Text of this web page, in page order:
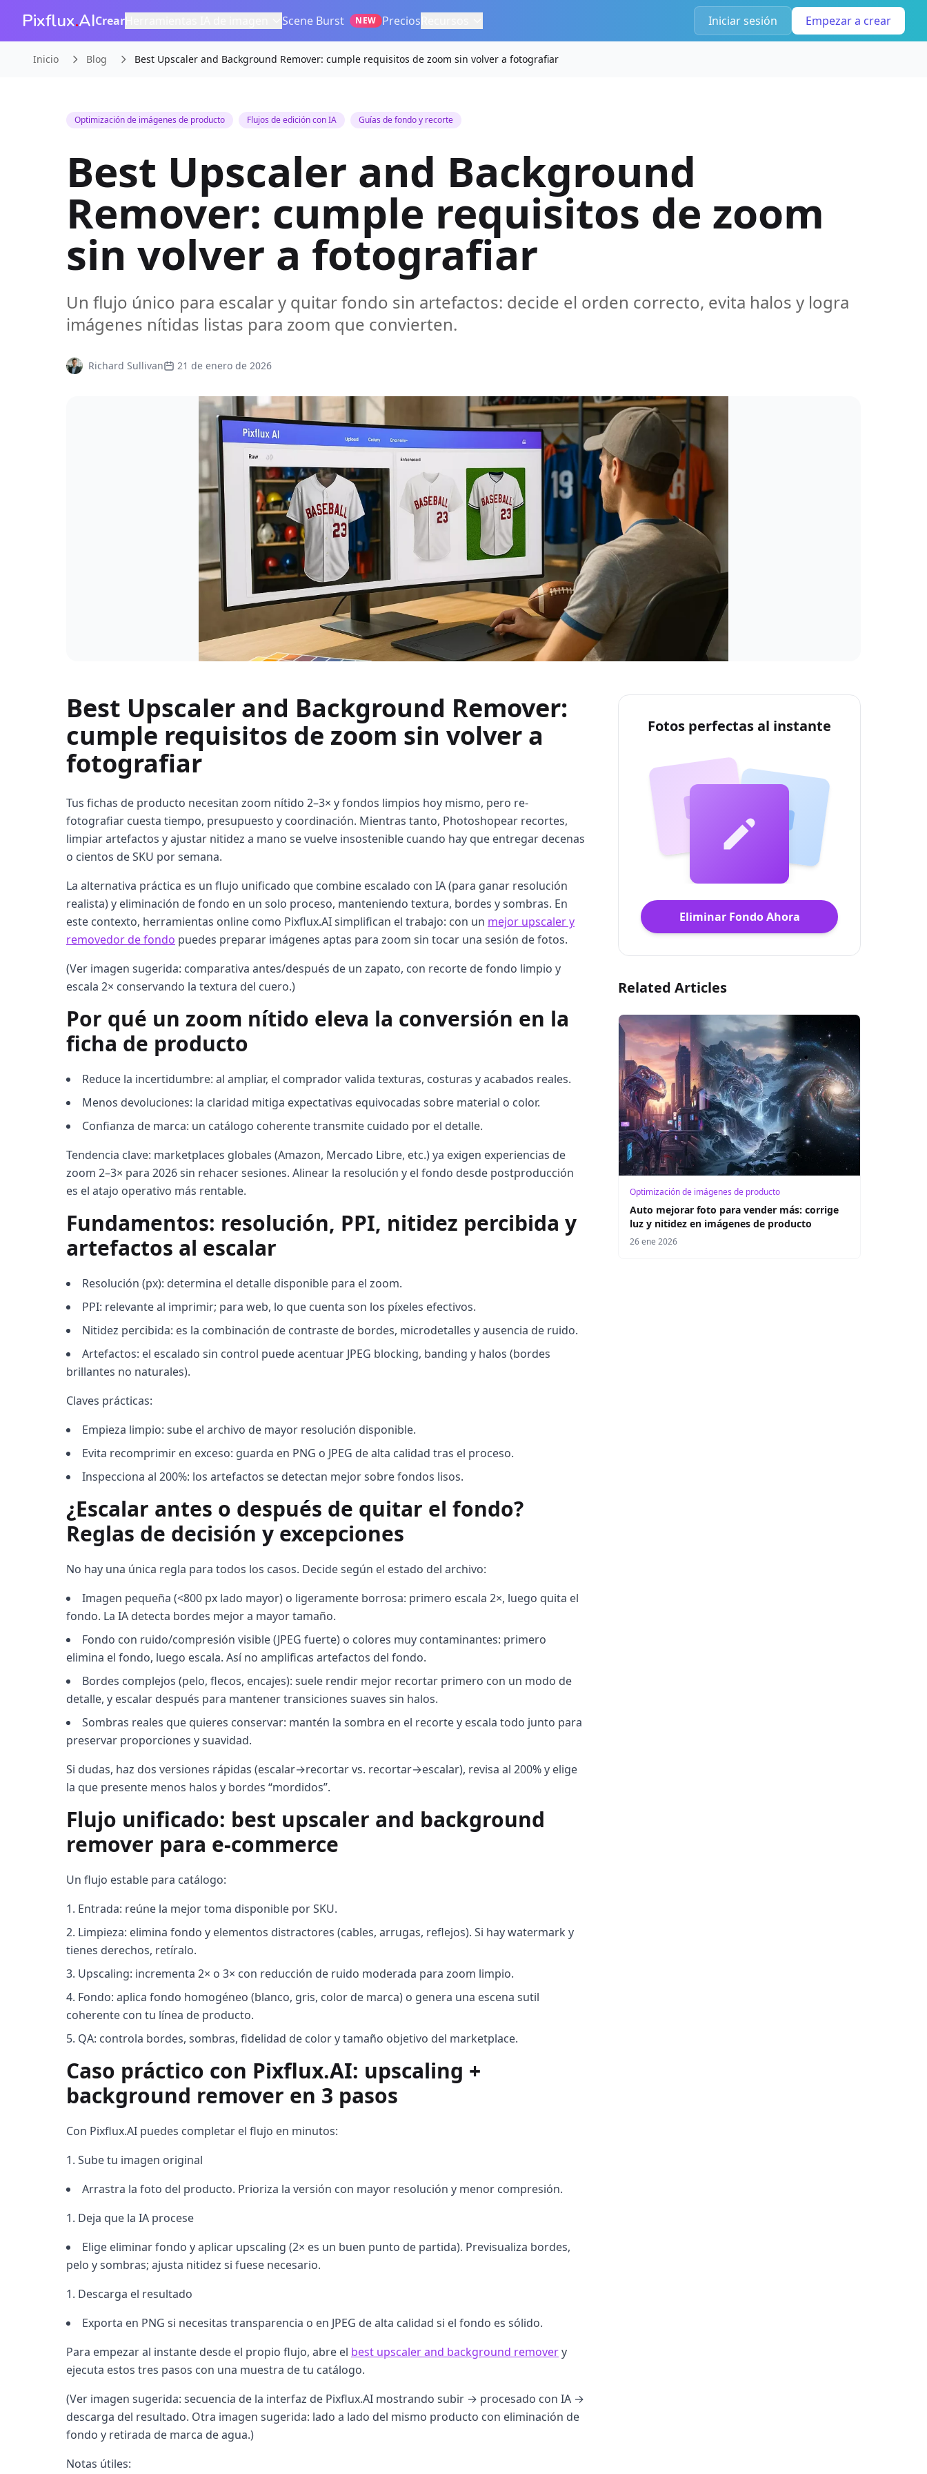
Pixflux.AICrear Scene Burst NEW Precios Iniciar sesión Empezar a crear
Inicio Blog Best Upscaler and Background Remover: cumple requisitos de zoom sin volver a fotografiar
Optimización de imágenes de producto Flujos de edición con IA Guías de fondo y recorte
Best Upscaler and Background
Remover: cumple requisitos de zoom
sin volver a fotografiar
Un flujo único para escalar y quitar fondo sin artefactos: decide el orden correcto, evita halos y logra
imágenes nítidas listas para zoom que convierten.
Richard Sullivan 21 de enero de 2026
Best Upscaler and Background Remover:
cumple requisitos de zoom sin volver a
fotografiar
Tus fichas de producto necesitan zoom nítido 2–3× y fondos limpios hoy mismo, pero re-
fotografiar cuesta tiempo, presupuesto y coordinación. Mientras tanto, Photoshopear recortes,
limpiar artefactos y ajustar nitidez a mano se vuelve insostenible cuando hay que entregar decenas
o cientos de SKU por semana.
La alternativa práctica es un flujo unificado que combine escalado con IA (para ganar resolución
realista) y eliminación de fondo en un solo proceso, manteniendo textura, bordes y sombras. En
este contexto, herramientas online como Pixflux.AI simplifican el trabajo: con un mejor upscaler y
removedor de fondo puedes preparar imágenes aptas para zoom sin tocar una sesión de fotos.
(Ver imagen sugerida: comparativa antes/después de un zapato, con recorte de fondo limpio y
escala 2× conservando la textura del cuero.)
Por qué un zoom nítido eleva la conversión en la
ficha de producto
Reduce la incertidumbre: al ampliar, el comprador valida texturas, costuras y acabados reales.
Menos devoluciones: la claridad mitiga expectativas equivocadas sobre material o color.
Confianza de marca: un catálogo coherente transmite cuidado por el detalle.
Tendencia clave: marketplaces globales (Amazon, Mercado Libre, etc.) ya exigen experiencias de
zoom 2–3× para 2026 sin rehacer sesiones. Alinear la resolución y el fondo desde postproducción
es el atajo operativo más rentable.
Fundamentos: resolución, PPI, nitidez percibida y
artefactos al escalar
Resolución (px): determina el detalle disponible para el zoom.
PPI: relevante al imprimir; para web, lo que cuenta son los píxeles efectivos.
Nitidez percibida: es la combinación de contraste de bordes, microdetalles y ausencia de ruido.
Artefactos: el escalado sin control puede acentuar JPEG blocking, banding y halos (bordes
brillantes no naturales).
Claves prácticas:
Empieza limpio: sube el archivo de mayor resolución disponible.
Evita recomprimir en exceso: guarda en PNG o JPEG de alta calidad tras el proceso.
Inspecciona al 200%: los artefactos se detectan mejor sobre fondos lisos.
¿Escalar antes o después de quitar el fondo?
Reglas de decisión y excepciones
No hay una única regla para todos los casos. Decide según el estado del archivo:
Imagen pequeña (<800 px lado mayor) o ligeramente borrosa: primero escala 2×, luego quita el
fondo. La IA detecta bordes mejor a mayor tamaño.
Fondo con ruido/compresión visible (JPEG fuerte) o colores muy contaminantes: primero
elimina el fondo, luego escala. Así no amplificas artefactos del fondo.
Bordes complejos (pelo, flecos, encajes): suele rendir mejor recortar primero con un modo de
detalle, y escalar después para mantener transiciones suaves sin halos.
Sombras reales que quieres conservar: mantén la sombra en el recorte y escala todo junto para
preservar proporciones y suavidad.
Si dudas, haz dos versiones rápidas (escalar→recortar vs. recortar→escalar), revisa al 200% y elige
la que presente menos halos y bordes “mordidos”.
Flujo unificado: best upscaler and background
remover para e‑commerce
Un flujo estable para catálogo:
Entrada: reúne la mejor toma disponible por SKU.
Limpieza: elimina fondo y elementos distractores (cables, arrugas, reflejos). Si hay watermark y
tienes derechos, retíralo.
Upscaling: incrementa 2× o 3× con reducción de ruido moderada para zoom limpio.
Fondo: aplica fondo homogéneo (blanco, gris, color de marca) o genera una escena sutil
coherente con tu línea de producto.
QA: controla bordes, sombras, fidelidad de color y tamaño objetivo del marketplace.
Caso práctico con Pixflux.AI: upscaling +
background remover en 3 pasos
Con Pixflux.AI puedes completar el flujo en minutos:
Sube tu imagen original
Arrastra la foto del producto. Prioriza la versión con mayor resolución y menor compresión.
Deja que la IA procese
Elige eliminar fondo y aplicar upscaling (2× es un buen punto de partida). Previsualiza bordes,
pelo y sombras; ajusta nitidez si fuese necesario.
Descarga el resultado
Exporta en PNG si necesitas transparencia o en JPEG de alta calidad si el fondo es sólido.
Para empezar al instante desde el propio flujo, abre el best upscaler and background removery
ejecuta estos tres pasos con una muestra de tu catálogo.
(Ver imagen sugerida: secuencia de la interfaz de Pixflux.AI mostrando subir → procesado con IA →
descarga del resultado. Otra imagen sugerida: lado a lado del mismo producto con eliminación de
fondo y retirada de marca de agua.)
Notas útiles:
Fotos perfectas al instante
Eliminar Fondo Ahora
Related Articles
Optimización de imágenes de producto
Auto mejorar foto para vender más: corrige
luz y nitidez en imágenes de producto
26 ene 2026